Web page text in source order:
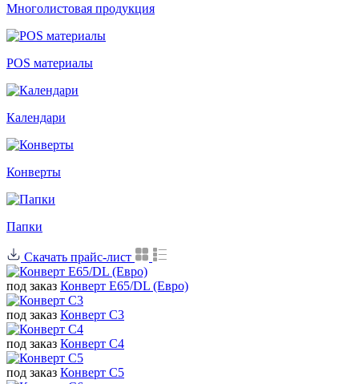
Многолистовая продукция
POS материалы
Календари
Конверты
Папки
Скачать прайс-лист
под заказ Конверт Е65/DL (Евро)
под заказ Конверт С3
под заказ Конверт C4
под заказ Конверт C5